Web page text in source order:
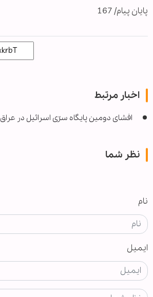
پایان پیام/ 167
اخبار مرتبط
افشای دومین پایگاه سرّی اسرائیل در عراق
نظر شما
نام
ایمیل